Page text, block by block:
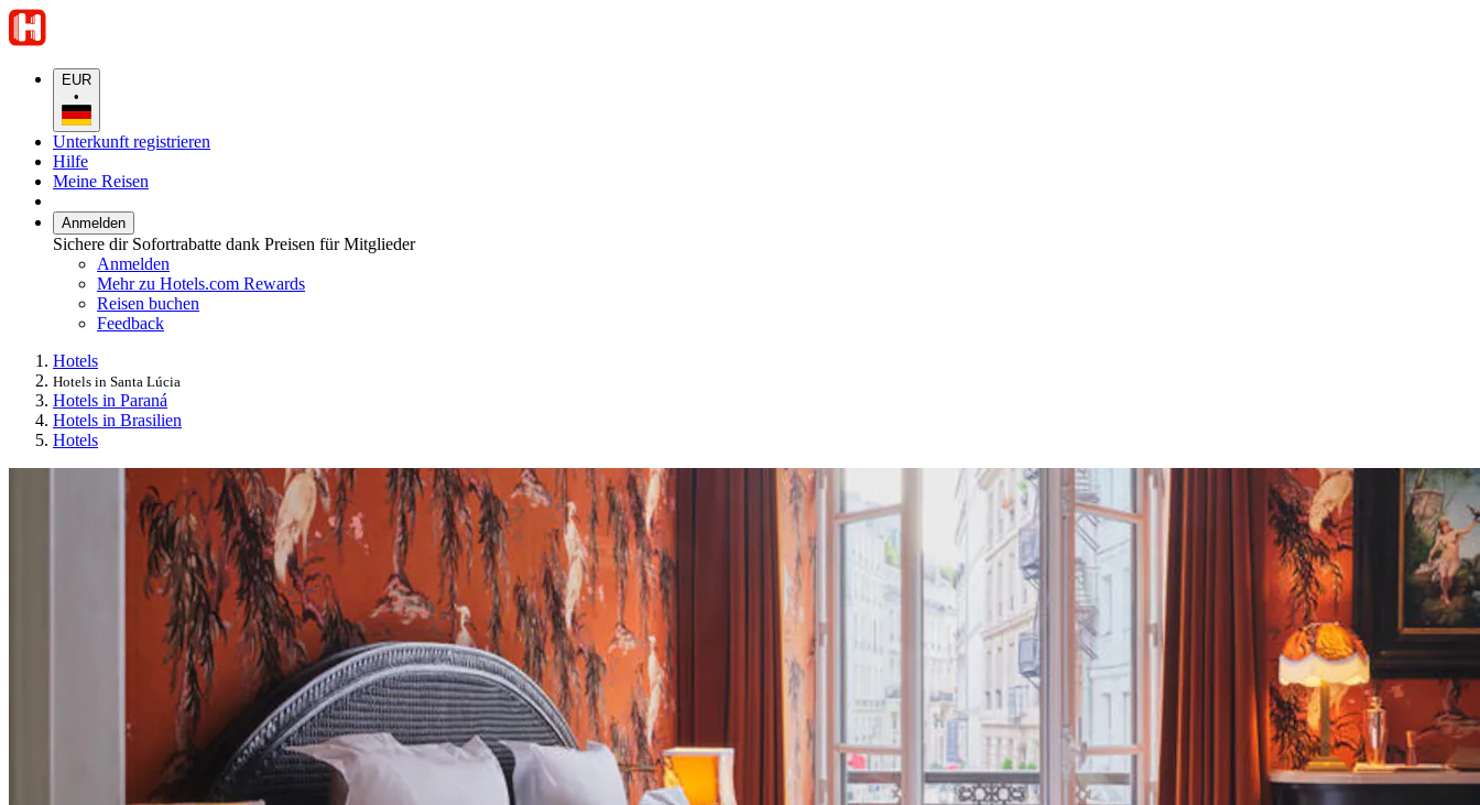
EUR
•
Unterkunft registrieren
Hilfe
Meine Reisen
Anmelden
Sichere dir Sofortrabatte dank Preisen für Mitglieder
Anmelden
Mehr zu Hotels.com Rewards
Reisen buchen
Feedback
Hotels
Hotels in Santa Lúcia
Hotels in Paraná
Hotels in Brasilien
Hotels